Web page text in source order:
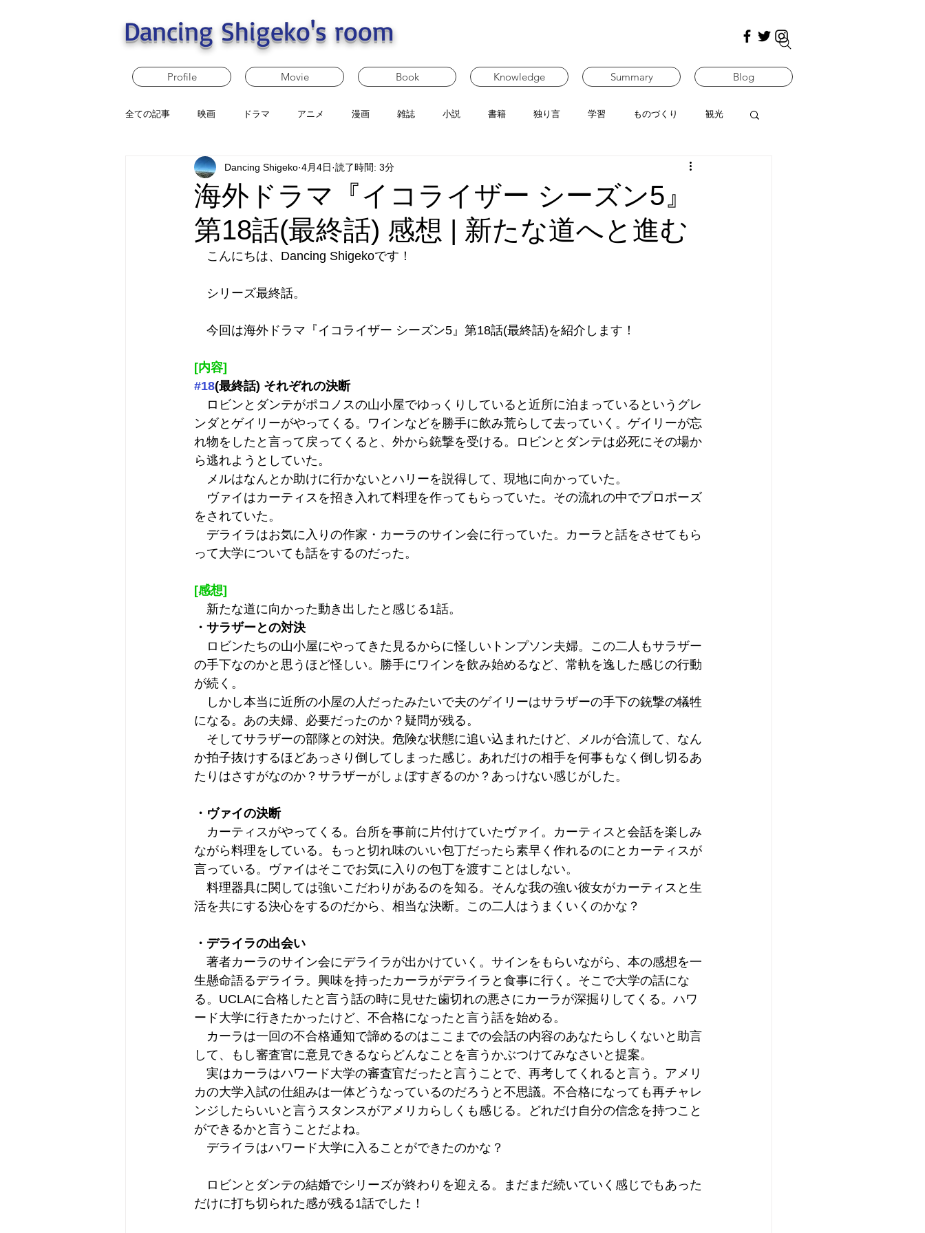
Dancing Shigeko's room
Profile Movie Book Knowledge Summary Blog
全ての記事 映画 ドラマ アニメ 漫画 雑誌 小説 書籍 独り言 学習 ものづくり 観光
海外ドラマ『イコライザー シーズン5』
第18話(最終話) 感想 | 新たな道へと進む
Dancing Shigeko 4月4日 読了時間: 3分
こんにちは、Dancing Shigekoです！
シリーズ最終話。
今回は海外ドラマ『イコライザー シーズン5』第18話(最終話)を紹介します！
[内容]
#18(最終話) それぞれの決断
ロビンとダンテがポコノスの山小屋でゆっくりしていると近所に泊まっているというグレ
ンダとゲイリーがやってくる。ワインなどを勝手に飲み荒らして去っていく。ゲイリーが忘
れ物をしたと言って戻ってくると、外から銃撃を受ける。ロビンとダンテは必死にその場か
ら逃れようとしていた。
メルはなんとか助けに行かないとハリーを説得して、現地に向かっていた。
ヴァイはカーティスを招き入れて料理を作ってもらっていた。その流れの中でプロポーズ
をされていた。
デライラはお気に入りの作家・カーラのサイン会に行っていた。カーラと話をさせてもら
って大学についても話をするのだった。
[感想]
新たな道に向かった動き出したと感じる1話。
・サラザーとの対決
ロビンたちの山小屋にやってきた見るからに怪しいトンプソン夫婦。この二人もサラザー
の手下なのかと思うほど怪しい。勝手にワインを飲み始めるなど、常軌を逸した感じの行動
が続く。
しかし本当に近所の小屋の人だったみたいで夫のゲイリーはサラザーの手下の銃撃の犠牲
になる。あの夫婦、必要だったのか？疑問が残る。
そしてサラザーの部隊との対決。危険な状態に追い込まれたけど、メルが合流して、なん
か拍子抜けするほどあっさり倒してしまった感じ。あれだけの相手を何事もなく倒し切るあ
たりはさすがなのか？サラザーがしょぼすぎるのか？あっけない感じがした。
・ヴァイの決断
カーティスがやってくる。台所を事前に片付けていたヴァイ。カーティスと会話を楽しみ
ながら料理をしている。もっと切れ味のいい包丁だったら素早く作れるのにとカーティスが
言っている。ヴァイはそこでお気に入りの包丁を渡すことはしない。
料理器具に関しては強いこだわりがあるのを知る。そんな我の強い彼女がカーティスと生
活を共にする決心をするのだから、相当な決断。この二人はうまくいくのかな？
・デライラの出会い
著者カーラのサイン会にデライラが出かけていく。サインをもらいながら、本の感想を一
生懸命語るデライラ。興味を持ったカーラがデライラと食事に行く。そこで大学の話にな
る。UCLAに合格したと言う話の時に見せた歯切れの悪さにカーラが深掘りしてくる。ハワ
ード大学に行きたかったけど、不合格になったと言う話を始める。
カーラは一回の不合格通知で諦めるのはここまでの会話の内容のあなたらしくないと助言
して、もし審査官に意見できるならどんなことを言うかぶつけてみなさいと提案。
実はカーラはハワード大学の審査官だったと言うことで、再考してくれると言う。アメリ
カの大学入試の仕組みは一体どうなっているのだろうと不思議。不合格になっても再チャレ
ンジしたらいいと言うスタンスがアメリカらしくも感じる。どれだけ自分の信念を持つこと
ができるかと言うことだよね。
デライラはハワード大学に入ることができたのかな？
ロビンとダンテの結婚でシリーズが終わりを迎える。まだまだ続いていく感じでもあった
だけに打ち切られた感が残る1話でした！